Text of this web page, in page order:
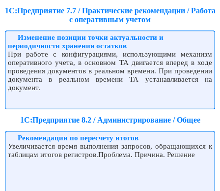
1С:Предприятие 7.7 / Практические рекомендации / Работа
с оперативным учетом
Изменение позиции точки актуальности и
периодичности хранения остатков
При работе с конфигурациями, использующими механизм
оперативного учета, в основном ТА двигается вперед в ходе
проведения документов в реальном времени. При проведении
документа в реальном времени ТА устанавливается на
документ.
1С:Предприятие 8.2 / Администрирование / Общее
Рекомендации по пересчету итогов
Увеличивается время выполнения запросов, обращающихся к
таблицам итогов регистров.Проблема. Причина. Решение